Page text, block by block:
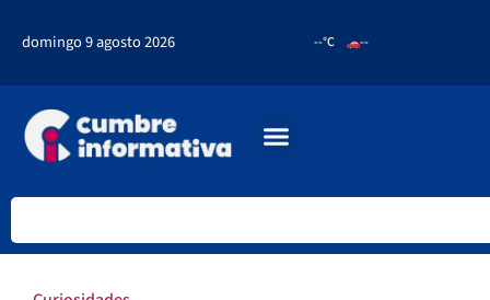
domingo 9 agosto 2026 --°C --